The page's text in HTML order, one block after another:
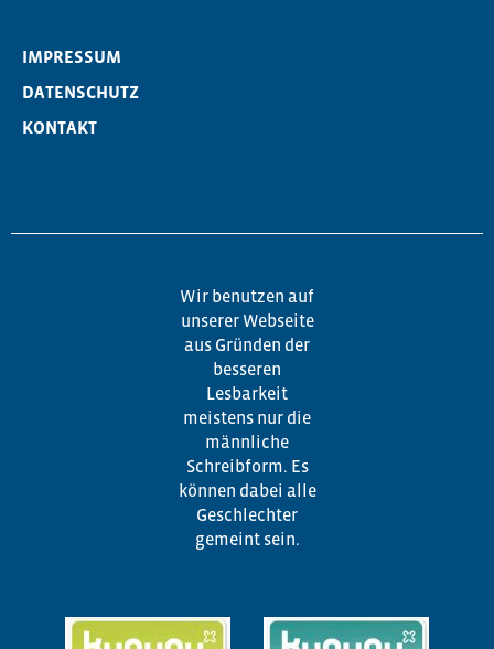
IMPRESSUM
DATENSCHUTZ
KONTAKT
Wir benutzen auf
unserer Webseite
aus Gründen der
besseren
Lesbarkeit
meistens nur die
männliche
Schreibform. Es
können dabei alle
Geschlechter
gemeint sein.